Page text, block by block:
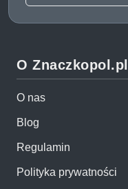
O Znaczkopol.pl
O nas
Blog
Regulamin
Polityka prywatności